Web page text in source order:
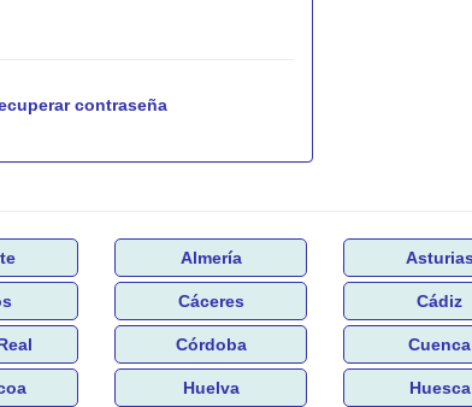
contraseña
Almería Asturias
Cáceres Cádiz
Córdoba Cuenca
Huelva Huesca